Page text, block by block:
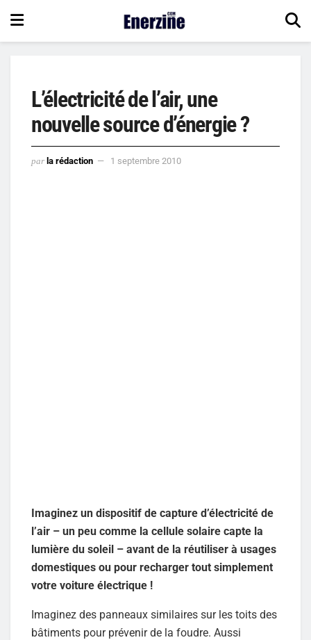
L’électricité de l’air, une
nouvelle source d’énergie ?
par la rédaction 1 septembre 2010
Imaginez un dispositif de capture d’électricité de
l’air – un peu comme la cellule solaire capte la
lumière du soleil – avant de la réutiliser à usages
domestiques ou pour recharger tout simplement
votre voiture électrique !
Imaginez des panneaux similaires sur les toits des
bâtiments pour prévenir de la foudre. Aussi